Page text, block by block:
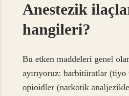
Anestezik
hangileri?
Bu etken maddeleri genel
ayırıyoruz: barbitüratlar
opioidler (narkotik